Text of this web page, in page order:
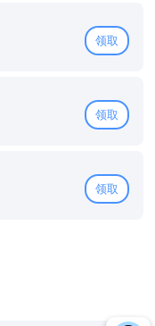
领取
领取
领取